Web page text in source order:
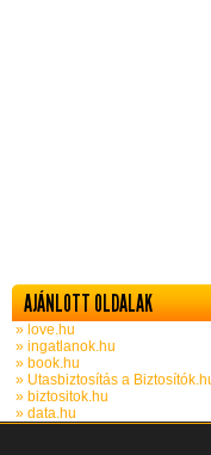
AJÁNLOTT OLDALAK
» love.hu
» ingatlanok.hu
» book.hu
» Utasbiztosítás a
» biztositok.hu
» data.hu